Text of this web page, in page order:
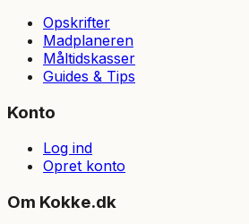
Opskrifter
Madplaneren
Måltidskasser
Guides & Tips
Konto
Log ind
Opret konto
Om Kokke.dk